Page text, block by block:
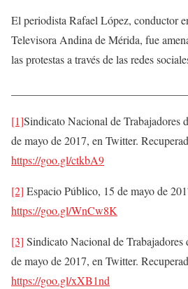
El periodista Rafael López, conductor
Televisora Andina de Mérida, fue
las protestas a través de las redes
[1]Sindicato Nacional de Trabajadores
de mayo de 2017, en Twitter.
https://goo.gl/ctkbA9
[2] Espacio Público, 15 de mayo de
https://goo.gl/WnCw8K
[3] Sindicato Nacional de Trabajadores
de mayo de 2017, en Twitter.
https://goo.gl/xXB1nd